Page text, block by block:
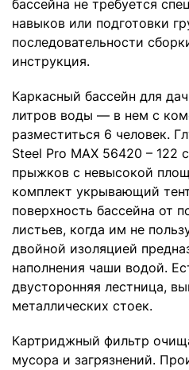
бассейна не требуется
навыков или подготовки
последовательности
инструкция.
Каркасный бассейн для
литров воды — в нем с
разместиться 6 человек.
Steel Pro MAX 56420 – 122
прыжков с невысокой
комплект укрывающий
поверхность бассейна от
листьев, когда им не
двойной изоляцией
наполнения чаши водой.
двусторонняя лестница,
металлических стоек.
Картриджный фильтр
мусора и загрязнений.